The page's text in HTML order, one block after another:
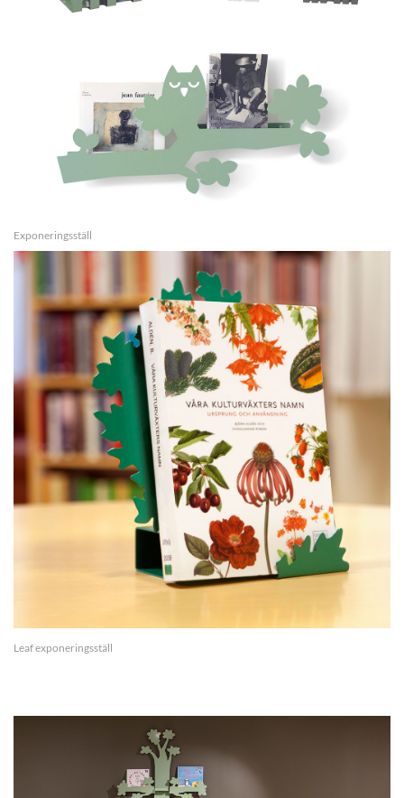
Exponeringsställ
Leaf exponeringsställ